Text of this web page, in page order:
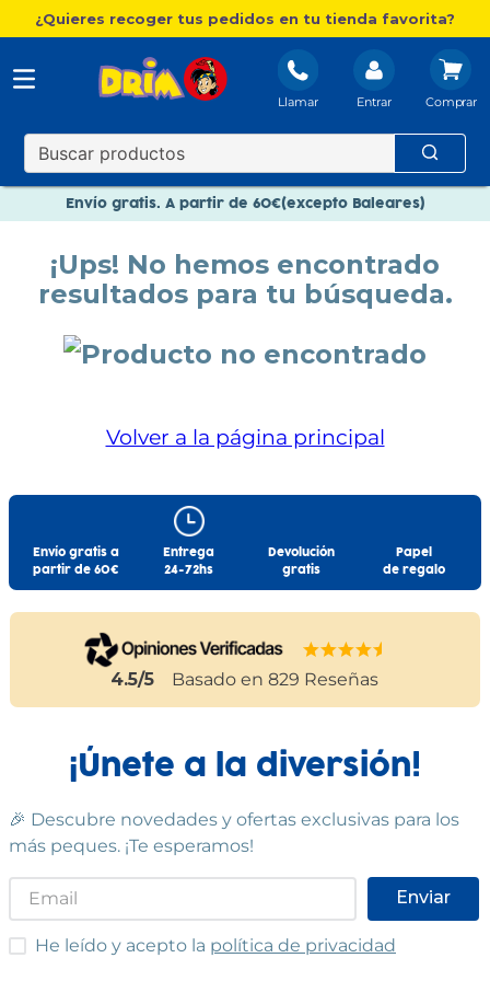
¿Quieres recoger tus pedidos en tu tienda favorita?
Llamar Entrar
Envío gratis. A partir de 60€(excepto Baleares)
Nuevo catálogo Aire Libre
Paga en 3 plazos sin intereses
¡Ups! No hemos encontrado
resultados para tu búsqueda.
Volver a la página principal
Envío gratis a
partir de 60€
Entrega
24-72hs
Devolución
gratis
Papel
de regalo
4.5/5 Basado en 829 Reseñas
¡Únete a la diversión!
🎉 Descubre novedades y ofertas exclusivas para los
más peques. ¡Te esperamos!
Enviar
He leído y acepto las condiciones
He leído y acepto la política de privacidad